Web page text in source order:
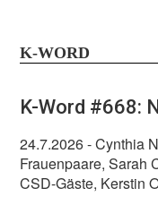
K-WORD
K-Word #668:
24.7.2026- Cynthia
Frauenpaare, Sarah
CSD-Gäste, Kerstin